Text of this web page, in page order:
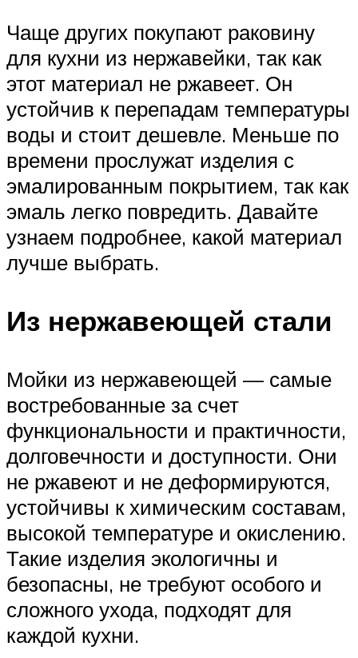
Чаще других покупают раковину
для кухни из нержавейки, так как
этот материал не ржавеет. Он
устойчив к перепадам температуры
воды и стоит дешевле. Меньше по
времени прослужат изделия с
эмалированным покрытием, так как
эмаль легко повредить. Давайте
узнаем подробнее, какой материал
лучше выбрать.
Из нержавеющей стали
Мойки из нержавеющей — самые
востребованные за счет
функциональности и практичности,
долговечности и доступности. Они
не ржавеют и не деформируются,
устойчивы к химическим составам,
высокой температуре и окислению.
Такие изделия экологичны и
безопасны, не требуют особого и
сложного ухода, подходят для
каждой кухни.